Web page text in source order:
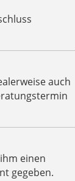
auch
einen
gegeben.